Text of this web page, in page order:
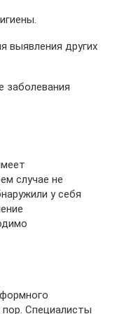
выявления других
заболевания
случае не
у себя
Специалисты